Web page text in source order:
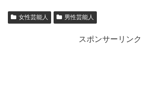
女性芸能人 男性芸能人
スポンサーリンク